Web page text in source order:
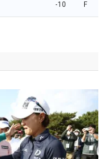
-10 F